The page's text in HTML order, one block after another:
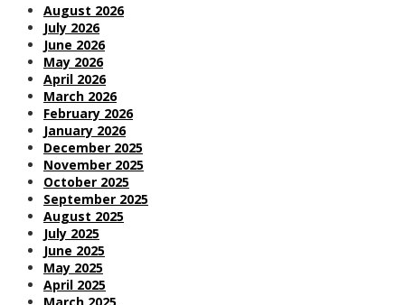
August 2026
July 2026
June 2026
May 2026
April 2026
March 2026
February 2026
January 2026
December 2025
November 2025
October 2025
September 2025
August 2025
July 2025
June 2025
May 2025
April 2025